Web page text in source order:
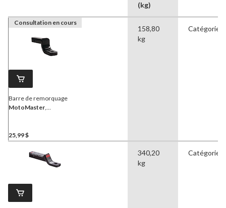
(kg)
Consultation en cours
Barre de remorquage
MotoMaster,
25,99 $
158,80
kg
Catégorie II
340,20
kg
Catégorie